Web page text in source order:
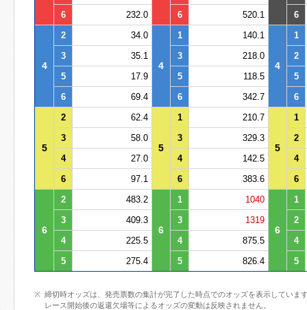
6
232.0 6 520.1 6
4
2 34.0
4
1 140.1
4
1
3
35.1 3 218.0
2
5
17.9 5 118.5
5
6
69.4 6 342.7 6
5
2 62.4
5
1 210.7
5
1
3
58.0 3 329.3
2
4
27.0 4 142.5
4
6
97.1 6 383.6 6
6
2 483.2
6
1 1040
6
1
3
409.3 3 1319
2
4
225.5 4 875.5
4
5
275.4 5 826.4 5
締切時オッズは、発売票数の集計が完了した時点でのオッズを表示していま
レース開始後の返還欠場等によるオッズの変動は反映されません。